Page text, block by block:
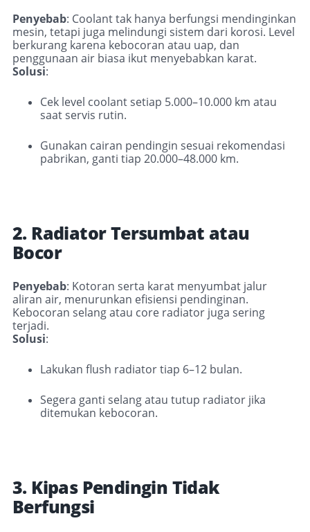
Penyebab: Coolant tak hanya berfungsi mendinginkan
mesin, tetapi juga melindungi sistem dari korosi. Level
berkurang karena kebocoran atau uap, dan
penggunaan air biasa ikut menyebabkan karat.
Solusi:
Cek level coolant setiap 5.000–10.000 km atau
saat servis rutin.
Gunakan cairan pendingin sesuai rekomendasi
pabrikan, ganti tiap 20.000–48.000 km.
2. Radiator Tersumbat atau
Bocor
Penyebab: Kotoran serta karat menyumbat jalur
aliran air, menurunkan efisiensi pendinginan.
Kebocoran selang atau core radiator juga sering
terjadi.
Solusi:
Lakukan flush radiator tiap 6–12 bulan.
Segera ganti selang atau tutup radiator jika
ditemukan kebocoran.
3. Kipas Pendingin Tidak
Berfungsi